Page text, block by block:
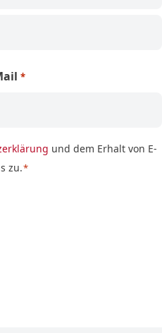
*
Zustimmung
*
und dem Erhalt von E-
zu.*